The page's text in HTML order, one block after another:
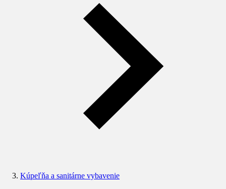
Kúpeľňa a sanitárne vybavenie